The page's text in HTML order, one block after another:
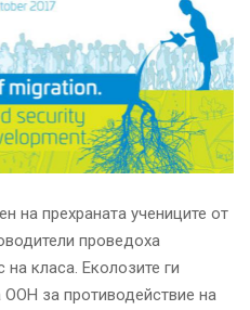
на прехраната учениците от
проведоха
класа. Еколозите ги
ООН за противодействие на